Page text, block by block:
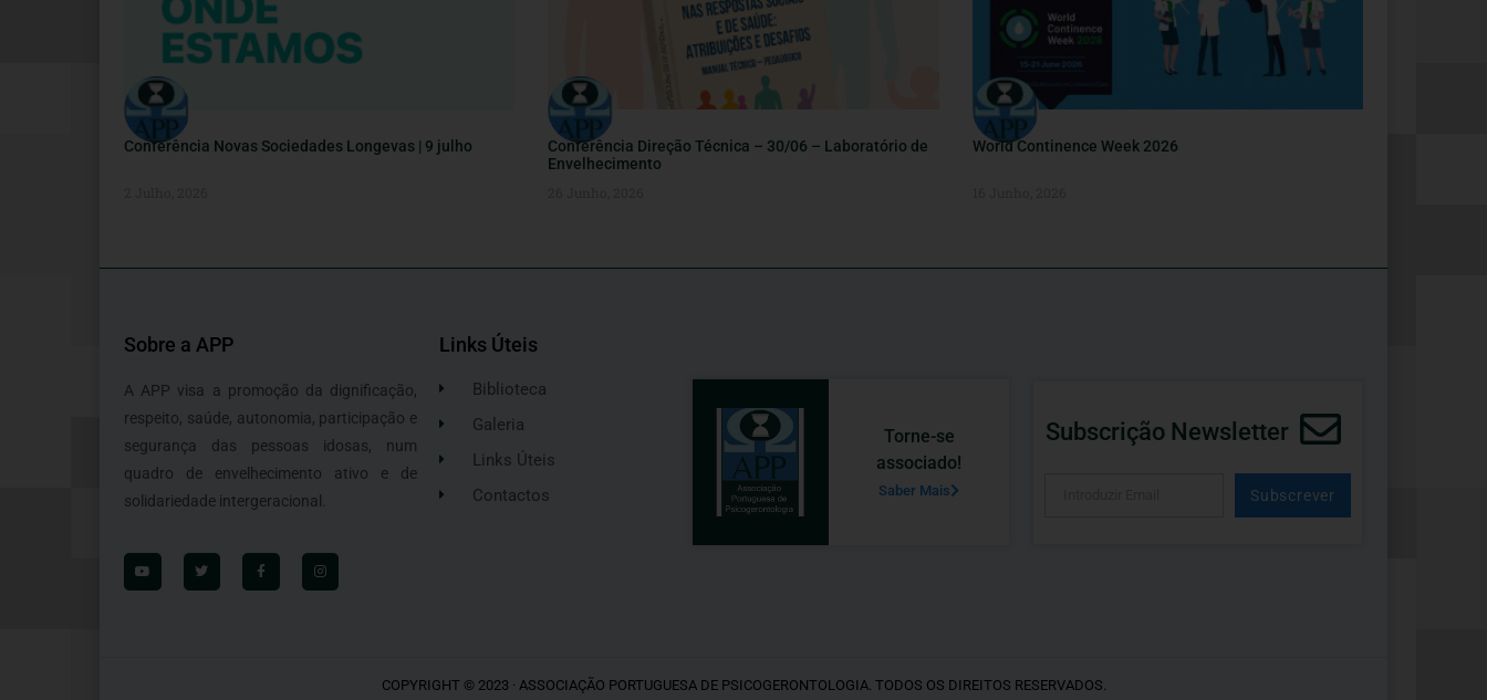
Conferência Novas Sociedades Longevas | 9 julho
Conferência Direção Técnica – 30/06 – Laboratório de
Envelhecimento
World Continence Week 2026
Sobre a APP
A APP visa a promoção da dignificação,
respeito, saúde, autonomia, participação e
segurança das pessoas idosas, num
quadro de envelhecimento ativo e de
solidariedade intergeracional.
Links Úteis
Biblioteca
Galeria
Links Úteis
Contactos
Torne-se
associado!
Saber Mais
Subscrição Newsletter
Subscrever
COPYRIGHT © 2023 · ASSOCIAÇÃO PORTUGUESA DE PSICOGERONTOLOGIA. TODOS OS DIREITOS RESERVADOS.